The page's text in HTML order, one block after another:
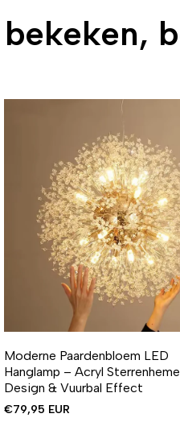
Moderne Paardenbloem LED
Hanglamp – Acryl
Design & Vuurbal Effect
€79,95 EUR